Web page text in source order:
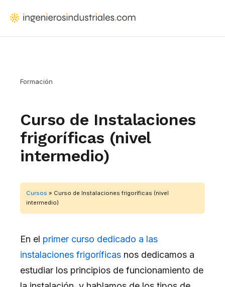
contenido
arquitectos
proyectan
instalaciones
Formación
Curso de Instalaciones
frigoríficas (nivel
intermedio)
Cursos » Curso de Instalaciones frigoríficas (nivel
intermedio)
En el primer curso dedicado a las
instalaciones frigoríficas nos dedicamos a
estudiar los principios de funcionamiento de